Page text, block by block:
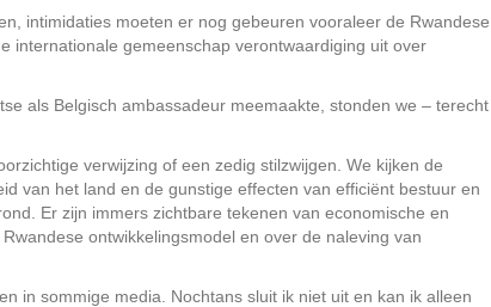
intimidaties moeten er nog gebeuren vooraleer de Rwandese
internationale gemeenschap verontwaardiging uit over
als Belgisch ambassadeur meemaakte, stonden we – terecht
verwijzing of een zedig stilzwijgen. We kijken de
van het land en de gunstige effecten van efficiënt bestuur en
Er zijn immers zichtbare tekenen van economische en
ontwikkelingsmodel en over de naleving van
in sommige media. Nochtans sluit ik niet uit en kan ik alleen